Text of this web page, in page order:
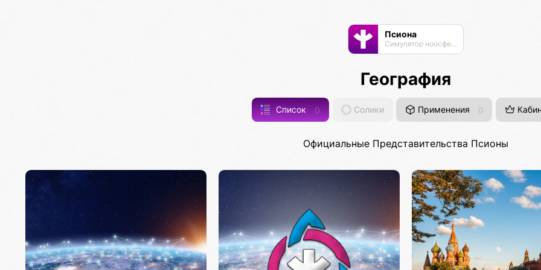
Псиона
Cимулятор ноосферы
География
Список 0 Солики Применения 0
Официальные Представительства Псионы